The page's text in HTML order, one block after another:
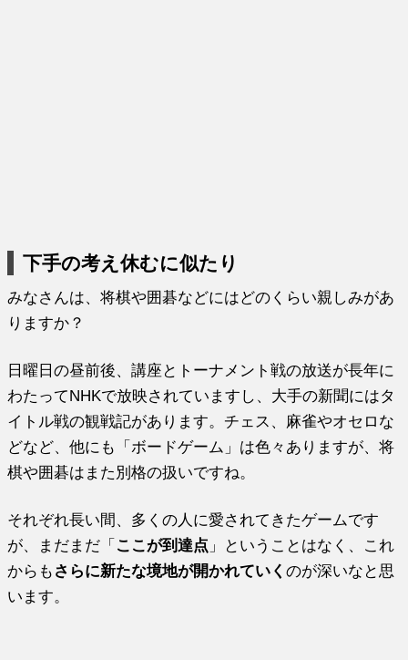
下手の考え休むに似たり
みなさんは、将棋や囲碁などにはどのくらい親しみがあ
りますか？
日曜日の昼前後、講座とトーナメント戦の放送が長年に
わたってNHKで放映されていますし、大手の新聞にはタ
イトル戦の観戦記があります。チェス、麻雀やオセロな
どなど、他にも「ボードゲーム」は色々ありますが、将
棋や囲碁はまた別格の扱いですね。
それぞれ長い間、多くの人に愛されてきたゲームです
が、まだまだ「 ここが到達点 」ということはなく、これ
からも さらに新たな境地が開かれていくのが深いなと思
います。